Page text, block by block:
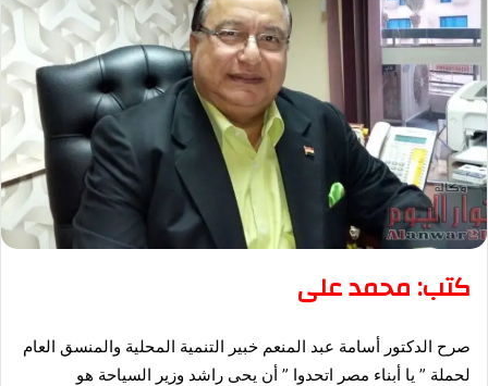
كتب: محمد على
صرح الدكتور أسامة عبد المنعم خبير التنمية المحلية والمنسق العام
لحملة ” يا أبناء مصر اتحدوا ” أن يحى راشد وزير السياحة هو